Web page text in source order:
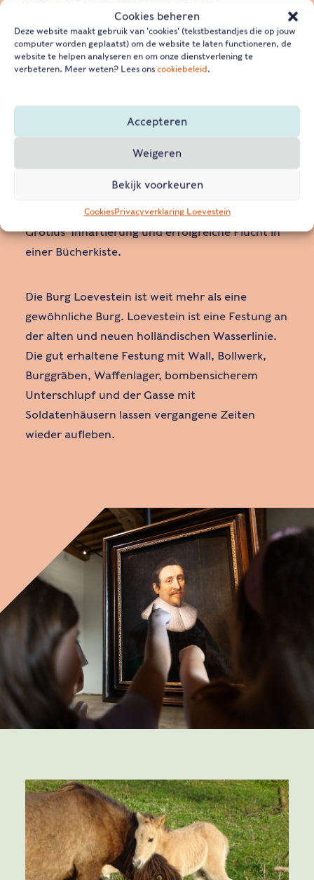
Cookies beheren
Deze website maakt gebruik van 'cookies' (tekstbestandjes die op jouw
computer worden geplaatst) om de website te laten functioneren, de
website te helpen analyseren en om onze dienstverlening te
verbeteren. Meer weten? Lees ons cookiebeleid.
Accepteren
Weigeren
Bekijk voorkeuren
CookiesPrivacyverklaring Loevestein
Loevestein
Die spannende Geschichte der Burg Loevestein
Phasen unterteilen: Mittelalter, Staatsgefängnis
und holländische Wasserlinie.
Die bekannteste Phase der Burggeschichte ist
zweifellos die Phase des Staatsgefängnisses. Die
Burg Loevestein erlangte Weltruhm durch Hugo
Grotius’ Inhaftierung und erfolgreiche Flucht in
einer Bücherkiste.
Die Burg Loevestein ist weit mehr als eine
gewöhnliche Burg. Loevestein ist eine Festung an
der alten und neuen holländischen Wasserlinie.
Die gut erhaltene Festung mit Wall, Bollwerk,
Burggräben, Waffenlager, bombensicherem
Unterschlupf und der Gasse mit
Soldatenhäusern lassen vergangene Zeiten
wieder aufleben.